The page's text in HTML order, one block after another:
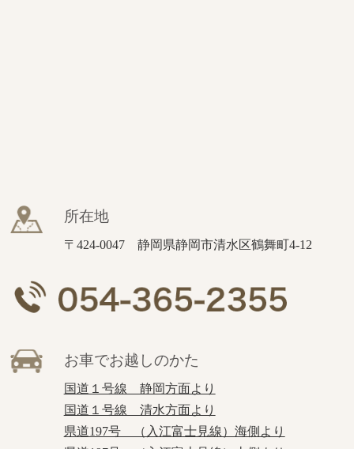
所在地
〒424-0047 静岡県静岡市清水区鶴舞町4-12
お車でお越しのかた
国道１号線 静岡方面より
国道１号線 清水方面より
県道197号 （入江富士見線）海側より